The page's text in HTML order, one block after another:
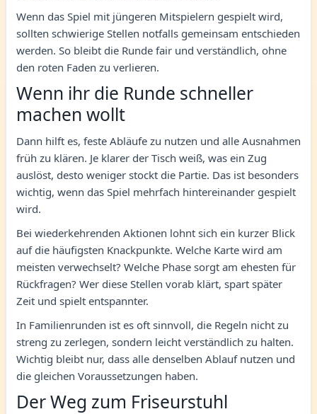
Wenn das Spiel mit jüngeren Mitspielern gespielt wird,
sollten schwierige Stellen notfalls gemeinsam entschieden
werden. So bleibt die Runde fair und verständlich, ohne
den roten Faden zu verlieren.
Wenn ihr die Runde schneller
machen wollt
Dann hilft es, feste Abläufe zu nutzen und alle Ausnahmen
früh zu klären. Je klarer der Tisch weiß, was ein Zug
auslöst, desto weniger stockt die Partie. Das ist besonders
wichtig, wenn das Spiel mehrfach hintereinander gespielt
wird.
Bei wiederkehrenden Aktionen lohnt sich ein kurzer Blick
auf die häufigsten Knackpunkte. Welche Karte wird am
meisten verwechselt? Welche Phase sorgt am ehesten für
Rückfragen? Wer diese Stellen vorab klärt, spart später
Zeit und spielt entspannter.
In Familienrunden ist es oft sinnvoll, die Regeln nicht zu
streng zu zerlegen, sondern leicht verständlich zu halten.
Wichtig bleibt nur, dass alle denselben Ablauf nutzen und
die gleichen Voraussetzungen haben.
Der Weg zum Friseurstuhl